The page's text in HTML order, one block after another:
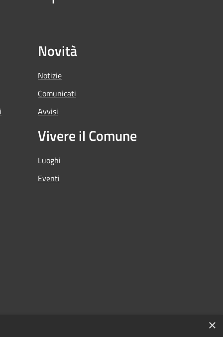
Novità
Notizie
Comunicati
Avvisi
Vivere il Comune
Luoghi
Eventi
×